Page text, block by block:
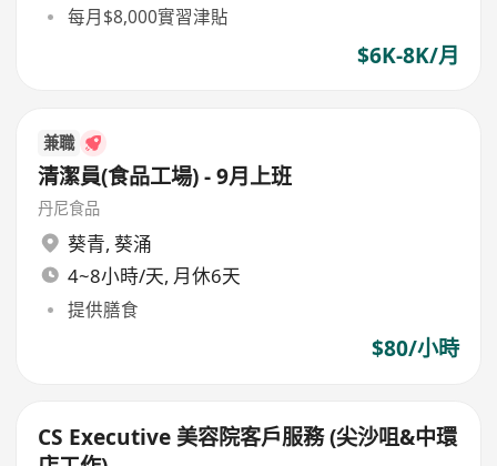
每月$8,000實習津貼
$6K-8K/月
兼職
清潔員(食品工場) - 9月上班
丹尼食品
葵青, 葵涌
4~8小時/天, 月休6天
提供膳食
$80/小時
CS Executive 美容院客戶服務 (尖沙咀&中環